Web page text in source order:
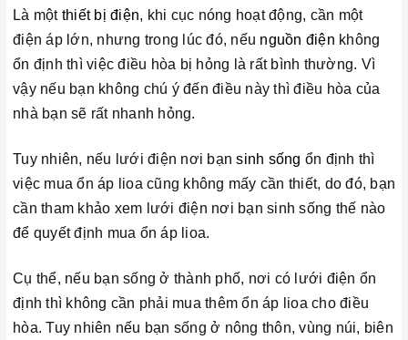
Là mộtthiết bị điện, khi cục nóng hoạt động, cần một
điện áp lớn, nhưng trong lúc đó, nếu nguồn điện không
ổn định thì việc điều hòa bị hỏng là rất bình thường. Vì
vậy nếu bạn không chú ý đến điều này thì điều hòa của
nhà bạn sẽ rất nhanh hỏng.
Tuy nhiên, nếu lưới điện nơi bạn sinh sống ổn định thì
việc mua ổn áp lioa cũng không mấy cần thiết, do đó, bạn
cần tham khảo xem lưới điện nơi bạn sinh sống thế nào
để quyết định mua ổn áp lioa.
Cụ thể, nếu bạn sống ở thành phố, nơi có lưới điện ổn
định thì không cần phải mua thêm ổn áp lioa cho điều
hòa. Tuy nhiên nếu bạn sống ở nông thôn, vùng núi, biên